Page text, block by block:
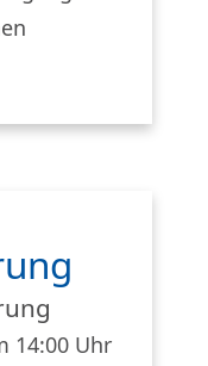
14:00 Uhr